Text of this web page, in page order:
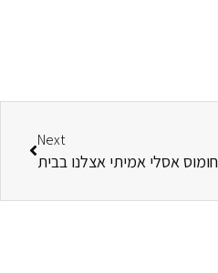
Next
חומוס אסלי אמיתי אצלנו בבית